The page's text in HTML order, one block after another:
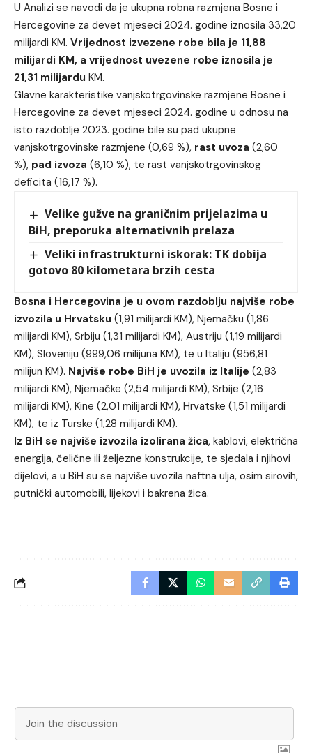
U Analizi se navodi da je ukupna robna razmjena Bosne i
Hercegovine za devet mjeseci 2024. godine iznosila 33,20
milijardi KM. Vrijednost izvezene robe bila je 11,88
milijardi KM, a vrijednost uvezene robe iznosila je
21,31 milijardu KM.
Glavne karakteristike vanjskotrgovinske razmjene Bosne i
Hercegovine za devet mjeseci 2024. godine u odnosu na
isto razdoblje 2023. godine bile su pad ukupne
vanjskotrgovinske razmjene (0,69 %), rast uvoza (2,60
%), pad izvoza (6,10 %), te rast vanjskotrgovinskog
deficita (16,17 %).
Velike gužve na graničnim prijelazima u
BiH, preporuka alternativnih prelaza
Veliki infrastrukturni iskorak: TK dobija
gotovo 80 kilometara brzih cesta
Bosna i Hercegovina je u ovom razdoblju najviše robe
izvozila u Hrvatsku (1,91 milijardi KM), Njemačku (1,86
milijardi KM), Srbiju (1,31 milijardi KM), Austriju (1,19 milijardi
KM), Sloveniju (999,06 milijuna KM), te u Italiju (956,81
milijun KM). Najviše robe BiH je uvozila iz Italije (2,83
milijardi KM), Njemačke (2,54 milijardi KM), Srbije (2,16
milijardi KM), Kine (2,01 milijardi KM), Hrvatske (1,51 milijardi
KM), te iz Turske (1,28 milijardi KM).
Iz BiH se najviše izvozila izolirana žica, kablovi, električna
energija, čelične ili željezne konstrukcije, te sjedala i njihovi
dijelovi, a u BiH su se najviše uvozila naftna ulja, osim sirovih,
putnički automobili, lijekovi i bakrena žica.